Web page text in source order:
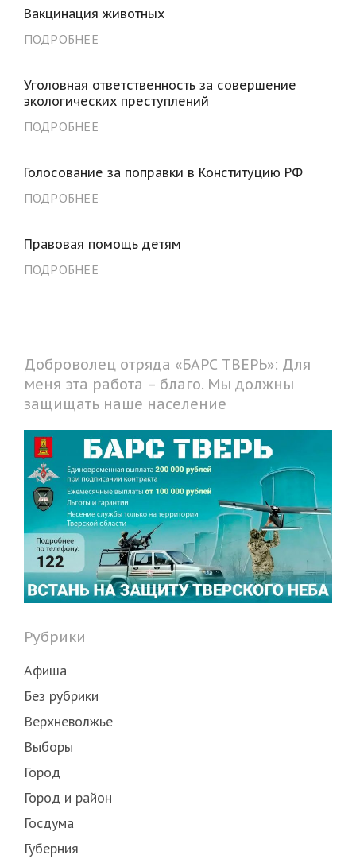
Вакцинация животных
ПОДРОБНЕЕ
Уголовная ответственность за совершение
экологических преступлений
ПОДРОБНЕЕ
Голосование за поправки в Конституцию РФ
ПОДРОБНЕЕ
Правовая помощь детям
ПОДРОБНЕЕ
Доброволец отряда «БАРС ТВЕРЬ»: Для
меня эта работа – благо. Мы должны
защищать наше население
Рубрики
Афиша
Без рубрики
Верхневолжье
Выборы
Город
Город и район
Госдума
Губерния